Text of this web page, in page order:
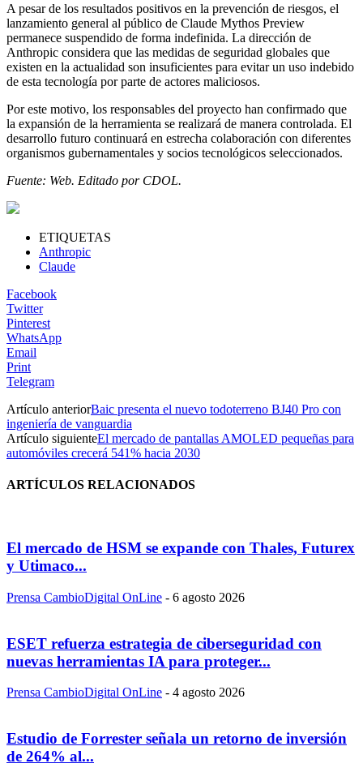
A pesar de los resultados positivos en la prevención de riesgos, el
lanzamiento general al público de Claude Mythos Preview
permanece suspendido de forma indefinida. La dirección de
Anthropic considera que las medidas de seguridad globales que
existen en la actualidad son insuficientes para evitar un uso indebido
de esta tecnología por parte de actores maliciosos.
Por este motivo, los responsables del proyecto han confirmado que
la expansión de la herramienta se realizará de manera controlada. El
desarrollo futuro continuará en estrecha colaboración con diferentes
organismos gubernamentales y socios tecnológicos seleccionados.
Fuente: Web. Editado por CDOL.
ETIQUETAS
Anthropic
Claude
Facebook
Twitter
Pinterest
WhatsApp
Email
Print
Telegram
Artículo anteriorBaic presenta el nuevo todoterreno BJ40 Pro con
ingeniería de vanguardia
Artículo siguienteEl mercado de pantallas AMOLED pequeñas para
automóviles crecerá 541% hacia 2030
ARTÍCULOS RELACIONADOS
El mercado de HSM se expande con Thales, Futurex
y Utimaco...
Prensa CambioDigital OnLine - 6 agosto 2026
ESET refuerza estrategia de ciberseguridad con
nuevas herramientas IA para proteger...
Prensa CambioDigital OnLine - 4 agosto 2026
Estudio de Forrester señala un retorno de inversión
de 264% al...